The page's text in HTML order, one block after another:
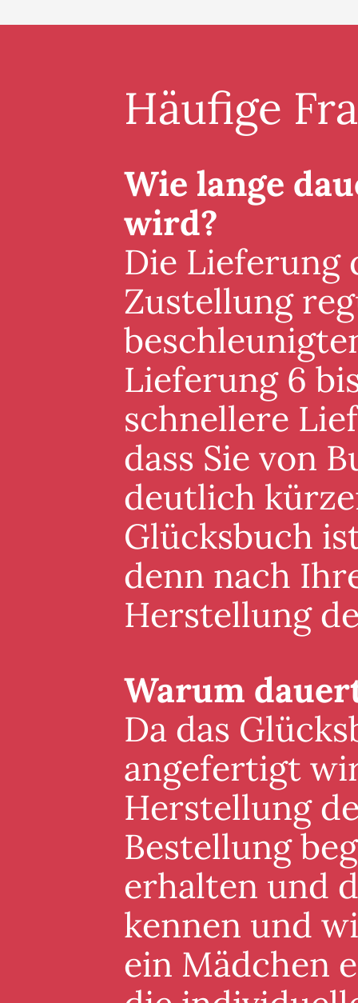
Häufige
Wie lange
wird?
Die Lieferung
Zustellung
Lieferung 6
schnellere
dass Sie von
deutlich
Glücksbuch
denn nach
Herstellung
Warum
Da das
angefertigt
Herstellung
Bestellung
erhalten und
kennen und
ein Mädchen